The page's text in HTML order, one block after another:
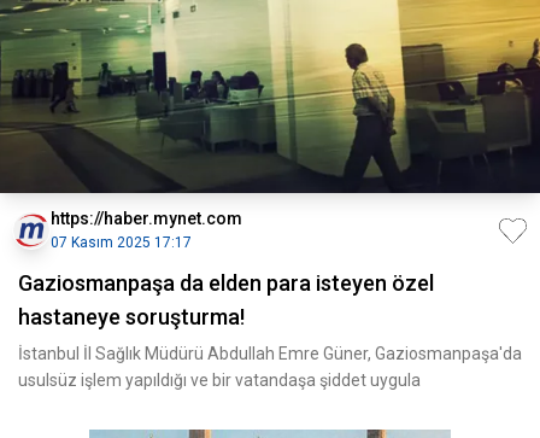
https://haber.mynet.com
07 Kasım 2025 17:17
Gaziosmanpaşa da elden para isteyen özel
hastaneye soruşturma!
İstanbul İl Sağlık Müdürü Abdullah Emre Güner, Gaziosmanpaşa'da
usulsüz işlem yapıldığı ve bir vatandaşa şiddet uygula